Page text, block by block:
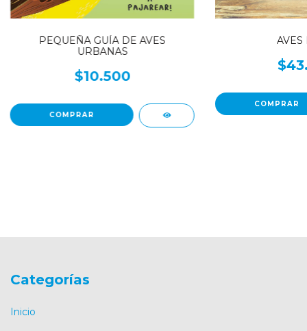
PEQUEÑA GUÍA DE AVES
URBANAS
$10.500
AVES
Categorías
Inicio